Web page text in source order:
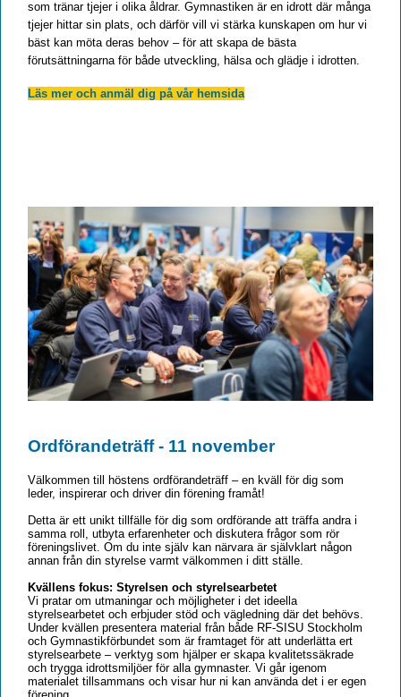
som tränar tjejer i olika åldrar. Gymnastiken är en idrott där många
tjejer hittar sin plats, och därför vill vi stärka kunskapen om hur vi
bäst kan möta deras behov – för att skapa de bästa
förutsättningarna för både utveckling, hälsa och glädje i idrotten.
Läs mer och anmäl dig på vår hemsida
Ordförandeträff - 11 november
Välkommen till höstens ordförandeträff – en kväll för dig som
leder, inspirerar och driver din förening framåt!
Detta är ett unikt tillfälle för dig som ordförande att träffa andra i
samma roll, utbyta erfarenheter och diskutera frågor som rör
föreningslivet. Om du inte själv kan närvara är självklart någon
annan från din styrelse varmt välkommen i ditt ställe.
Kvällens fokus: Styrelsen och styrelsearbetet
Vi pratar om utmaningar och möjligheter i det ideella
styrelsearbetet och erbjuder stöd och vägledning där det behövs.
Under kvällen presentera material från både RF-SISU Stockholm
och Gymnastikförbundet som är framtaget för att underlätta ert
styrelsearbete – verktyg som hjälper er skapa kvalitetssäkrade
och trygga idrottsmiljöer för alla gymnaster. Vi går igenom
materialet tillsammans och visar hur ni kan använda det i er egen